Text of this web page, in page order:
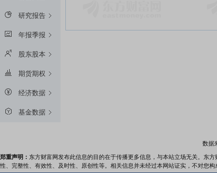
研究报告
年报季报
股东股本
期货期权
经济数据
基金数据
数据
郑重声明： 东方财富网发布此信息的目的在于传播更多信息，与本站立场无关。东
性、完整性、有效性、及时性、原创性等。相关信息并未经过本网站证实，不对您